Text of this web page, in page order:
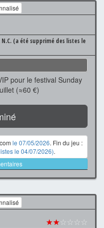
(a été supprimé des listes le
pour le festival Sunday
(≈60 €)
le 07/05/2026. Fin du jeu :
le 04/07/2026).
★★☆☆☆☆